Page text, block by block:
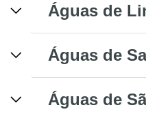
Águas de
Águas de
Águas de